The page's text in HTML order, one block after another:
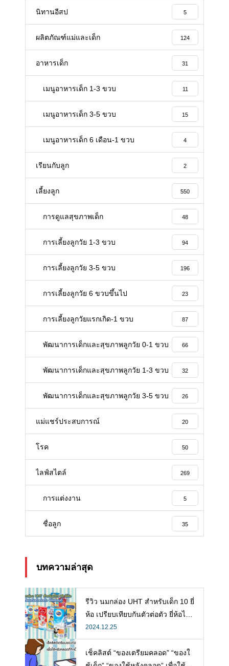
นิทานอีสป 5
ผลิตภัณฑ์แม่และเด็ก 124
อาหารเด็ก 31
เมนูอาหารเด็ก 1-3 ขวบ 11
เมนูอาหารเด็ก 3-5 ขวบ 15
เมนูอาหารเด็ก 6 เดือน-1 ขวบ 4
เรียนกับลูก 2
เลี้ยงลูก 550
การดูแลสุขภาพเด็ก 48
การเลี้ยงลูกวัย 1-3 ขวบ 94
การเลี้ยงลูกวัย 3-5 ขวบ 196
การเลี้ยงลูกวัย 6 ขวบขึ้นไป 23
การเลี้ยงลูกวัยแรกเกิด-1 ขวบ 87
พัฒนาการเด็กและสุขภาพลูกวัย 0-1 ขวบ 66
พัฒนาการเด็กและสุขภาพลูกวัย 1-3 ขวบ 32
พัฒนาการเด็กและสุขภาพลูกวัย 3-5 ขวบ 26
แม่แชร์ประสบการณ์ 20
โรค 50
ไลฟ์สไตล์ 269
การแต่งงาน 5
ชื่อลูก 35
บทความล่าสุด
รีวิว นมกล่อง UHT สำหรับเด็ก 10 ยี่
ห้อ เปรียบเทียบกันตัวต่อตัว ยี่ห้อไห
นดี พร้อมแนะวิธีการเลือกนมกล่องใ
ห้ลูก
2024.12.25
เช็คลิสต์ “ของเตรียมคลอด” “ของใ